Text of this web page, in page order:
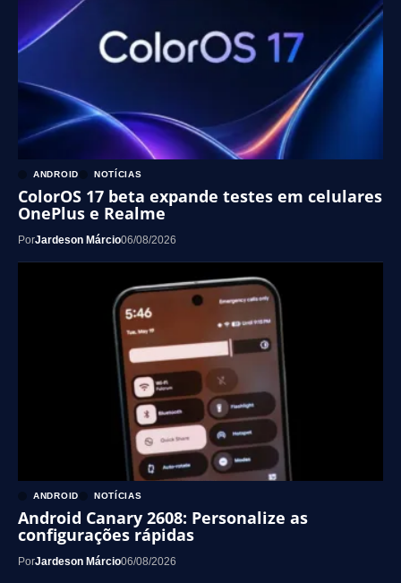
ANDROID NOTÍCIAS
ColorOS 17 beta expande testes em celulares
OnePlus e Realme
PorJardeson Márcio06/08/2026
ANDROID NOTÍCIAS
Android Canary 2608: Personalize as
configurações rápidas
PorJardeson Márcio06/08/2026